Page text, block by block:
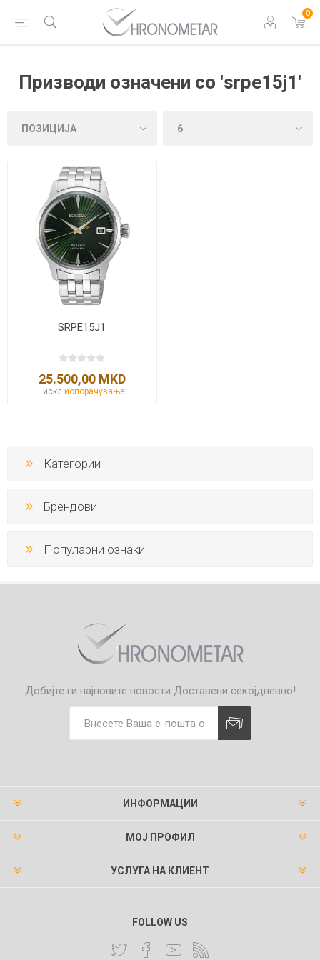
0
Призводи означени со 'srpe15j1'
SRPE15J1
25.500,00 MKD
искл. испорачување
Категории
Брендови
Популарни ознаки
Добијте ги најновите новости Доставени секојдневно!
ИНФОРМАЦИИ
МОЈ ПРОФИЛ
УСЛУГА НА КЛИЕНТ
FOLLOW US